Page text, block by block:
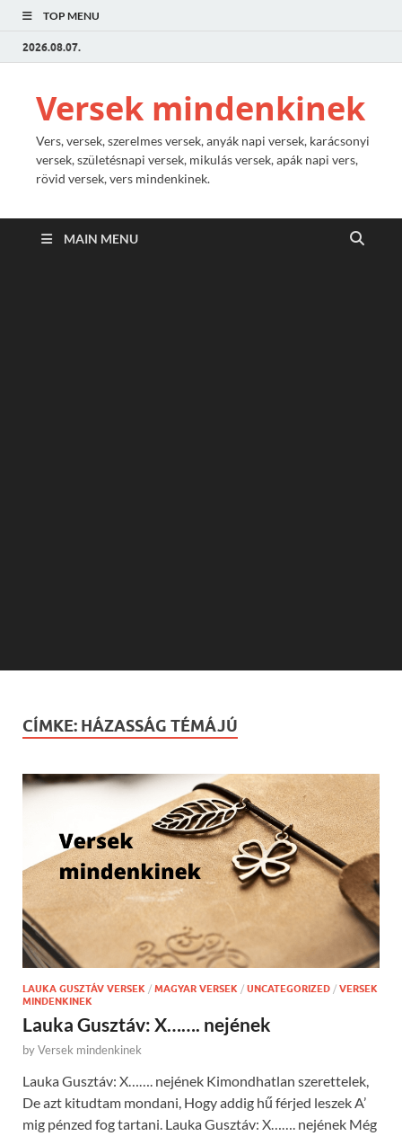
TOP MENU
2026.08.07.
Versek mindenkinek
Vers, versek, szerelmes versek, anyák napi versek, karácsonyi
versek, születésnapi versek, mikulás versek, apák napi vers,
rövid versek, vers mindenkinek.
MAIN MENU
CÍMKE: HÁZASSÁG TÉMÁJÚ
LAUKA GUSZTÁV VERSEK / MAGYAR VERSEK / UNCATEGORIZED / VERSEK
MINDENKINEK
Lauka Gusztáv: X……. nejének
byVersek mindenkinek
Lauka Gusztáv: X……. nejének Kimondhatlan szerettelek,
De azt kitudtam mondani, Hogy addig hű férjed leszek A’
mig pénzed fog tartani. Lauka Gusztáv: X……. nejének Még